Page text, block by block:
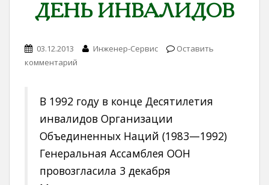
ДЕНЬ ИНВАЛИДОВ
03.12.2013 Инженер-Сервис
Оставить
комментарий
В 1992 году в конце Десятилетия
инвалидов Организации
Объединенных Наций (1983—1992)
Генеральная Ассамблея ООН
провозгласила 3 декабря